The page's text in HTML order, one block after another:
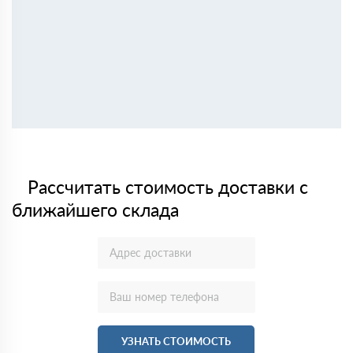
Рассчитать стоимость доставки с
ближайшего склада
УЗНАТЬ СТОИМОСТЬ